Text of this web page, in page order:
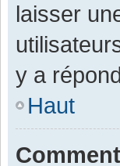
laisser
y a
Haut